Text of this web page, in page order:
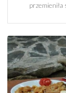
przemieniła